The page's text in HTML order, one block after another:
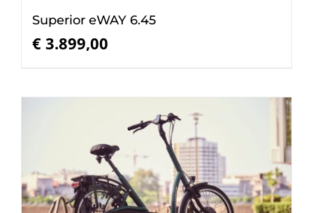
Superior eWAY 6.45
€ 3.899,00